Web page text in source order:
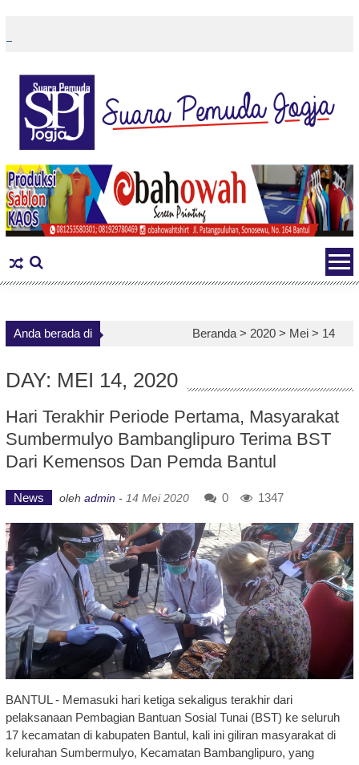
content
Anda berada di Beranda > 2020 > Mei > 14
DAY: MEI 14, 2020
Hari Terakhir Periode Pertama, Masyarakat
Sumbermulyo Bambanglipuro Terima BST
Dari Kemensos Dan Pemda Bantul
News oleh admin - 14 Mei 2020 0 1347
BANTUL - Memasuki hari ketiga sekaligus terakhir dari
pelaksanaan Pembagian Bantuan Sosial Tunai (BST) ke seluruh
17 kecamatan di kabupaten Bantul, kali ini giliran masyarakat di
kelurahan Sumbermulyo, Kecamatan Bambanglipuro, yang